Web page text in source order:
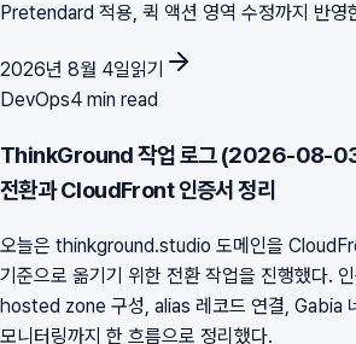
Pretendard 적용, 퀵 액션 영역 수정까지 반영
2026년 8월 4일읽기
DevOps4 min read
ThinkGround 작업 로그 (2026-08-
전환과 CloudFront 인증서 정리
오늘은 thinkground.studio 도메인을
기준으로 옮기기 위한 전환 작업을 진행했다.
hosted zone 구성, alias 레코드 연결, Gabia
모니터링까지 한 흐름으로 정리했다.